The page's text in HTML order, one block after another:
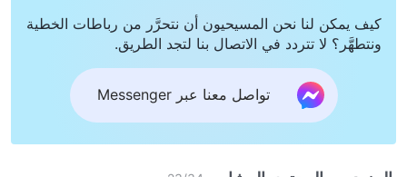
كيف يمكن لنا نحن المسيحيون أن نتحرَّر من رباطات الخطية
ونتطهَّر؟ لا تتردد في الاتصال بنا لتجد الطريق.
تواصل معنا عبر Messenger